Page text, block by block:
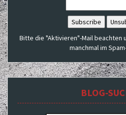
Bitte die "Aktivieren"-Mail beachten
manchmal im
BLOG-